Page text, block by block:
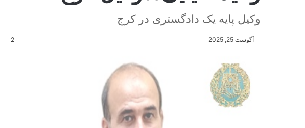
وکیل پایه یک دادگستری در کرج
آگوست 25, 2025 2